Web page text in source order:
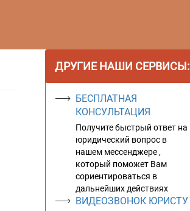
ДРУГИЕ НАШИ СЕРВИСЫ:
БЕСПЛАТНАЯ
КОНСУЛЬТАЦИЯ
Получите быстрый ответ на
юридический вопрос в
нашем мессенджере ,
который поможет Вам
сориентироваться в
дальнейших действиях
ВИДЕОЗВОНОК ЮРИСТУ